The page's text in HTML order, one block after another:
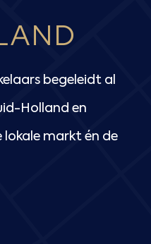
begeleidt al
Holland en
lokale markt én de